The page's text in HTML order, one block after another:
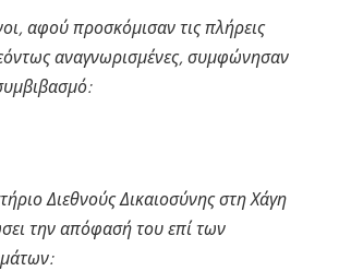
αφού προσκόμισαν τις πλήρεις
αναγνωρισμένες, συμφώνησαν
Διεθνούς Δικαιοσύνης στη Χάγη
την απόφασή του επί των